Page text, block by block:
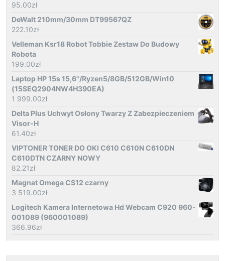
95.00zł
DeWalt 210mm/30mm DT99567QZ
222.10zł
Velleman Ksr18 Robot Tobbie Zestaw Do Budowy
Robota
199.00zł
Laptop HP 15s 15,6"/Ryzen5/8GB/512GB/Win10
(15SEQ2904NW4H390EA)
1 999.00zł
Delta Plus Uchwyt Osłony Twarzy Z Zabezpieczeniem
Visor-H
61.40zł
VIPTONER TONER DO OKI C610 C610N C610DN
C610DTN CZARNY NOWY
82.21zł
Magnat Omega CS12 czarny
3 519.00zł
Logitech Kamera Internetowa Hd Webcam C920 960-
001089 (960001089)
366.96zł